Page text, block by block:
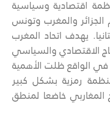
اقتصادية وسياسية
1989 وتضم الجزائر والمغرب وتونس
يهدف اتحاد المغرب
الاقتصادي والسياسي
في الواقع ظلت الأهمية
رمزية بشكل كبير
خاضعا لمنطق